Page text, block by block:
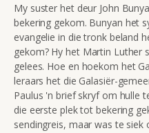
My suster het deur John
bekering gekom. Bunyan het
evangelie in die tronk beland
gekom? Hy het Martin Luther
gelees. Hoe en hoekom het
leraars het die Galasiër-
Paulus 'n brief skryf om hulle
die eerste plek tot bekering
sendingreis, maar was te siek